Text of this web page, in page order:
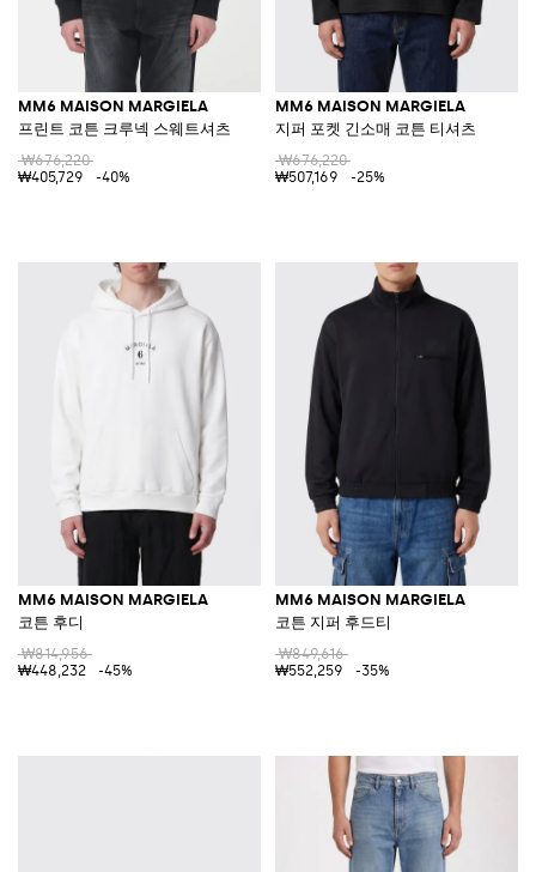
MM6 MAISON MARGIELA
프린트 코튼 크루넥 스웨트셔츠
₩676,220
₩405,729
-40%
MM6 MAISON MARGIELA
지퍼 포켓 긴소매 코튼 티셔츠
₩676,220
₩507,169
-25%
MM6 MAISON MARGIELA
코튼 후디
₩814,956
₩448,232
-45%
MM6 MAISON MARGIELA
코튼 지퍼 후드티
₩849,616
₩552,259
-35%